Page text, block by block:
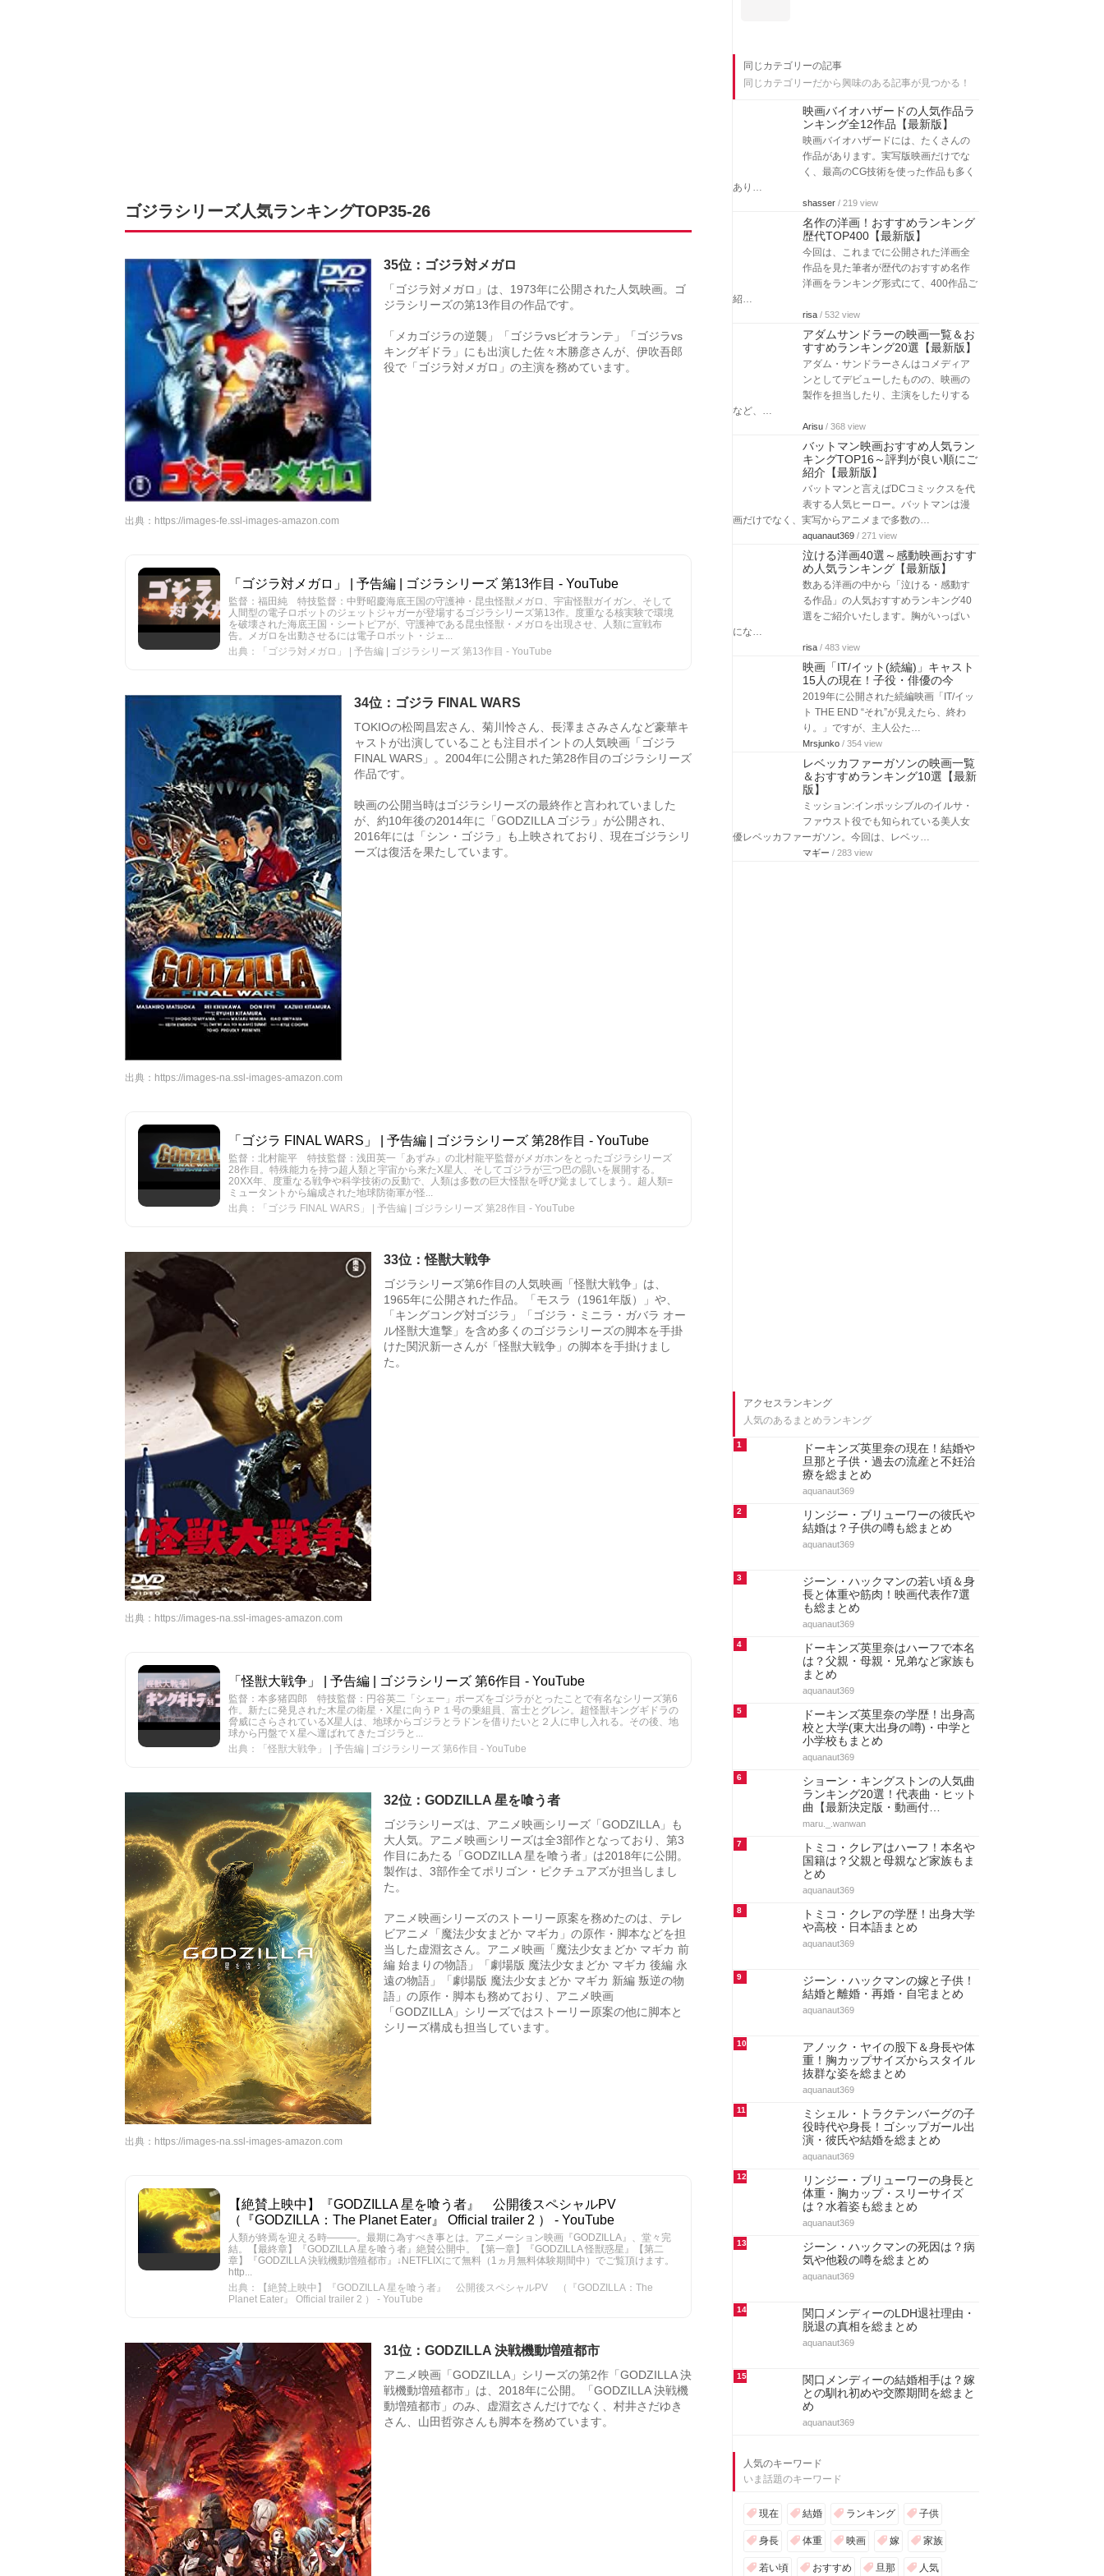
ゴジラシリーズ人気ランキングTOP35-26
35位：ゴジラ対メガロ
「ゴジラ対メガロ」は、1973年に公開された人気映画。ゴ
ジラシリーズの第13作目の作品です。
「メカゴジラの逆襲」「ゴジラvsビオランテ」「ゴジラvs
キングギドラ」にも出演した佐々木勝彦さんが、伊吹吾郎
役で「ゴジラ対メガロ」の主演を務めています。
出典： https://images-fe.ssl-images-amazon.com
「ゴジラ対メガロ」 | 予告編 | ゴジラシリーズ 第13作目 - YouTube
監督：福田純 特技監督：中野昭慶海底王国の守護神・昆虫怪獣メガロ、宇宙怪獣ガイガン、そして
人間型の電子ロボットのジェットジャガーが登場するゴジラシリーズ第13作。度重なる核実験で環境
を破壊された海底王国・シートピアが、守護神である昆虫怪獣・メガロを出現させ、人類に宣戦布
告。メガロを出動させるには電子ロボット・ジェ...
出典：「ゴジラ対メガロ」 | 予告編 | ゴジラシリーズ 第13作目 - YouTube
34位：ゴジラ FINAL WARS
TOKIOの松岡昌宏さん、菊川怜さん、長澤まさみさんなど豪華キ
ャストが出演していることも注目ポイントの人気映画「ゴジラ
FINAL WARS」。2004年に公開された第28作目のゴジラシリーズ
作品です。
映画の公開当時はゴジラシリーズの最終作と言われていました
が、約10年後の2014年に「GODZILLA ゴジラ」が公開され、
2016年には「シン・ゴジラ」も上映されており、現在ゴジラシリ
ーズは復活を果たしています。
出典： https://images-na.ssl-images-amazon.com
「ゴジラ FINAL WARS」 | 予告編 | ゴジラシリーズ 第28作目 - YouTube
監督：北村龍平 特技監督：浅田英一「あずみ」の北村龍平監督がメガホンをとったゴジラシリーズ
28作目。特殊能力を持つ超人類と宇宙から来たX星人、そしてゴジラが三つ巴の闘いを展開する。
20XX年、度重なる戦争や科学技術の反動で、人類は多数の巨大怪獣を呼び覚ましてしまう。超人類=
ミュータントから編成された地球防衛軍が怪...
出典：「ゴジラ FINAL WARS」 | 予告編 | ゴジラシリーズ 第28作目 - YouTube
33位：怪獣大戦争
ゴジラシリーズ第6作目の人気映画「怪獣大戦争」は、
1965年に公開された作品。「モスラ（1961年版）」や、
「キングコング対ゴジラ」「ゴジラ・ミニラ・ガバラ オー
ル怪獣大進撃」を含め多くのゴジラシリーズの脚本を手掛
けた関沢新一さんが「怪獣大戦争」の脚本を手掛けまし
た。
出典： https://images-na.ssl-images-amazon.com
「怪獣大戦争」 | 予告編 | ゴジラシリーズ 第6作目 - YouTube
監督：本多猪四郎 特技監督：円谷英二「シェー」ポーズをゴジラがとったことで有名なシリーズ第6
作。新たに発見された木星の衛星・X星に向うＰ１号の乗組員、富士とグレン。超怪獣キングギドラの
脅威にさらされているX星人は、地球からゴジラとラドンを借りたいと２人に申し入れる。その後、地
球から円盤でＸ星へ運ばれてきたゴジラと...
出典：「怪獣大戦争」 | 予告編 | ゴジラシリーズ 第6作目 - YouTube
32位：GODZILLA 星を喰う者
ゴジラシリーズは、アニメ映画シリーズ「GODZILLA」も
大人気。アニメ映画シリーズは全3部作となっており、第3
作目にあたる「GODZILLA 星を喰う者」は2018年に公開。
製作は、3部作全てポリゴン・ピクチュアズが担当しまし
た。
アニメ映画シリーズのストーリー原案を務めたのは、テレ
ビアニメ「魔法少女まどか マギカ」の原作・脚本などを担
当した虚淵玄さん。アニメ映画「魔法少女まどか マギカ 前
編 始まりの物語」「劇場版 魔法少女まどか マギカ 後編 永
遠の物語」「劇場版 魔法少女まどか マギカ 新編 叛逆の物
語」の原作・脚本も務めており、アニメ映画
「GODZILLA」シリーズではストーリー原案の他に脚本と
シリーズ構成も担当しています。
出典： https://images-na.ssl-images-amazon.com
【絶賛上映中】『GODZILLA 星を喰う者』 公開後スペシャルPV
（『GODZILLA：The Planet Eater』 Official trailer 2 ） - YouTube
人類が終焉を迎える時―――。最期に為すべき事とは。アニメーション映画『GODZILLA』、堂々完
結。【最終章】『GODZILLA 星を喰う者』絶賛公開中。【第一章】『GODZILLA 怪獣惑星』【第二
章】『GODZILLA 決戦機動増殖都市』↓NETFLIXにて無料（1ヵ月無料体験期間中）でご覧頂けます。
http...
出典：【絶賛上映中】『GODZILLA 星を喰う者』 公開後スペシャルPV （『GODZILLA：The
Planet Eater』 Official trailer 2 ） - YouTube
31位：GODZILLA 決戦機動増殖都市
アニメ映画「GODZILLA」シリーズの第2作「GODZILLA 決
戦機動増殖都市」は、2018年に公開。「GODZILLA 決戦機
動増殖都市」のみ、虚淵玄さんだけでなく、村井さだゆき
さん、山田哲弥さんも脚本を務めています。
同じカテゴリーの記事
同じカテゴリーだから興味のある記事が見つかる！
映画バイオハザードの人気作品ラ
ンキング全12作品【最新版】
映画バイオハザードには、たくさんの
作品があります。実写版映画だけでな
く、最高のCG技術を使った作品も多く
あり…
shasser / 219 view
名作の洋画！おすすめランキング
歴代TOP400【最新版】
今回は、これまでに公開された洋画全
作品を見た筆者が歴代のおすすめ名作
洋画をランキング形式にて、400作品ご
紹…
risa / 532 view
アダムサンドラーの映画一覧＆お
すすめランキング20選【最新版】
アダム・サンドラーさんはコメディア
ンとしてデビューしたものの、映画の
製作を担当したり、主演をしたりする
など、…
Arisu / 368 view
バットマン映画おすすめ人気ラン
キングTOP16～評判が良い順にご
紹介【最新版】
バットマンと言えばDCコミックスを代
表する人気ヒーロー。バットマンは漫
画だけでなく、実写からアニメまで多数の…
aquanaut369 / 271 view
泣ける洋画40選～感動映画おすす
め人気ランキング【最新版】
数ある洋画の中から「泣ける・感動す
る作品」の人気おすすめランキング40
選をご紹介いたします。胸がいっぱい
にな…
risa / 483 view
映画「IT/イット(続編)」キャスト
15人の現在！子役・俳優の今
2019年に公開された続編映画「IT/イッ
ト THE END “それ”が見えたら、終わ
り。」ですが、主人公た…
Mrsjunko / 354 view
レベッカファーガソンの映画一覧
＆おすすめランキング10選【最新
版】
ミッション:インポッシブルのイルサ・
ファウスト役でも知られている美人女
優レベッカファーガソン。今回は、レベッ…
マギー / 283 view
アクセスランキング
人気のあるまとめランキング
1
ドーキンズ英里奈の現在！結婚や
旦那と子供・過去の流産と不妊治
療を総まとめ
aquanaut369
2
リンジー・ブリューワーの彼氏や
結婚は？子供の噂も総まとめ
aquanaut369
3
ジーン・ハックマンの若い頃＆身
長と体重や筋肉！映画代表作7選
も総まとめ
aquanaut369
4
ドーキンズ英里奈はハーフで本名
は？父親・母親・兄弟など家族も
まとめ
aquanaut369
5
ドーキンズ英里奈の学歴！出身高
校と大学(東大出身の噂)・中学と
小学校もまとめ
aquanaut369
6
ショーン・キングストンの人気曲
ランキング20選！代表曲・ヒット
曲【最新決定版・動画付…
maru._.wanwan
7
トミコ・クレアはハーフ！本名や
国籍は？父親と母親など家族もま
とめ
aquanaut369
8
トミコ・クレアの学歴！出身大学
や高校・日本語まとめ
aquanaut369
9
ジーン・ハックマンの嫁と子供！
結婚と離婚・再婚・自宅まとめ
aquanaut369
10
アノック・ヤイの股下＆身長や体
重！胸カップサイズからスタイル
抜群な姿を総まとめ
aquanaut369
11
ミシェル・トラクテンバーグの子
役時代や身長！ゴシップガール出
演・彼氏や結婚を総まとめ
aquanaut369
12
リンジー・ブリューワーの身長と
体重・胸カップ・スリーサイズ
は？水着姿も総まとめ
aquanaut369
13
ジーン・ハックマンの死因は？病
気や他殺の噂を総まとめ
aquanaut369
14
関口メンディーのLDH退社理由・
脱退の真相を総まとめ
aquanaut369
15
関口メンディーの結婚相手は？嫁
との馴れ初めや交際期間を総まと
め
aquanaut369
人気のキーワード
いま話題のキーワード
現在 結婚 ランキング 子供
身長 体重 映画 嫁 家族
若い頃 おすすめ 旦那 人気